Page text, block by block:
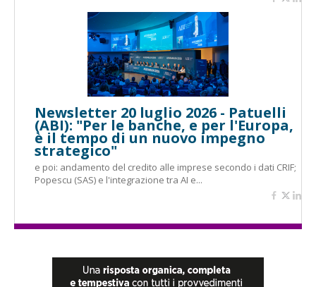
Newsletter 20 luglio 2026 - Patuelli
(ABI): "Per le banche, e per l'Europa,
è il tempo di un nuovo impegno
strategico"
e poi: andamento del credito alle imprese secondo i dati CRIF;
Popescu (SAS) e l'integrazione tra AI e...